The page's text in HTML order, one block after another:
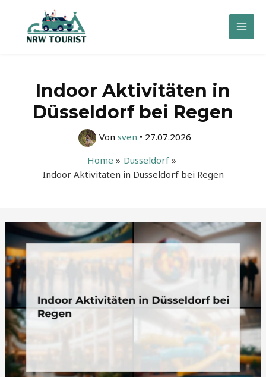
springen
Main
Indoor Aktivitäten in
Düsseldorf bei Regen
Von sven • 27.07.2026
Home
Düsseldorf
Indoor Aktivitäten in Düsseldorf bei Regen